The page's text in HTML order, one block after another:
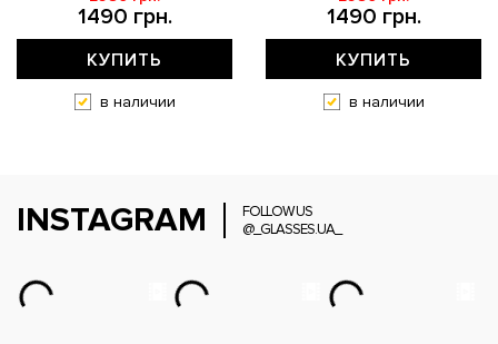
1490 грн.
КУПИТЬ
в наличии
1490 грн.
КУПИТЬ
в наличии
INSTAGRAM
FOLLOW US
@_GLASSES.UA_